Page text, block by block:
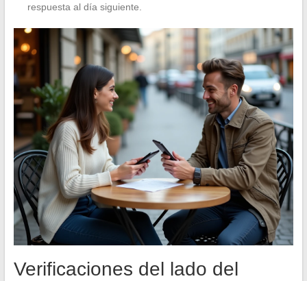
respuesta al día siguiente.
Verificaciones del lado del